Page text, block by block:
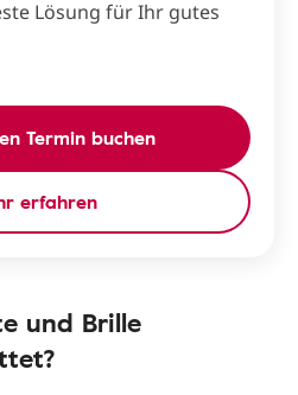
Lösung für Ihr gutes
Termin buchen
erfahren
und Brille